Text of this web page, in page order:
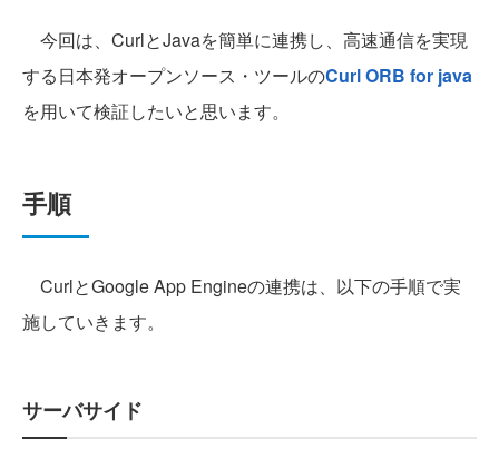
今回は、CurlとJavaを簡単に連携し、高速通信を実現
する日本発オープンソース・ツールのCurl ORB for java
を用いて検証したいと思います。
手順
CurlとGoogle App Engineの連携は、以下の手順で実
施していきます。
サーバサイド